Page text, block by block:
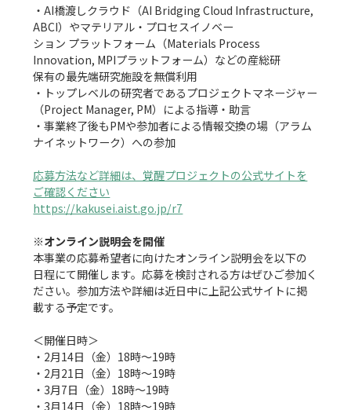
・AI橋渡しクラウド（AI Bridging Cloud Infrastructure,
ABCI）やマテリアル・プロセスイノベー
ション プラットフォーム（Materials Process
Innovation, MPIプラットフォーム）などの産総研
保有の最先端研究施設を無償利用
・トップレベルの研究者であるプロジェクトマネージャー
（Project Manager, PM）による指導・助言
・事業終了後もPMや参加者による情報交換の場（アラム
ナイネットワーク）への参加
応募方法など詳細は、覚醒プロジェクトの公式サイトを
ご確認ください
https://kakusei.aist.go.jp/r7
※オンライン説明会を開催
本事業の応募希望者に向けたオンライン説明会を以下の
日程にて開催します。応募を検討される方はぜひご参加く
ださい。参加方法や詳細は近日中に上記公式サイトに掲
載する予定です。
＜開催日時＞
・2月14日（金）18時～19時
・2月21日（金）18時～19時
・3月7日（金）18時～19時
・3月14日（金）18時～19時